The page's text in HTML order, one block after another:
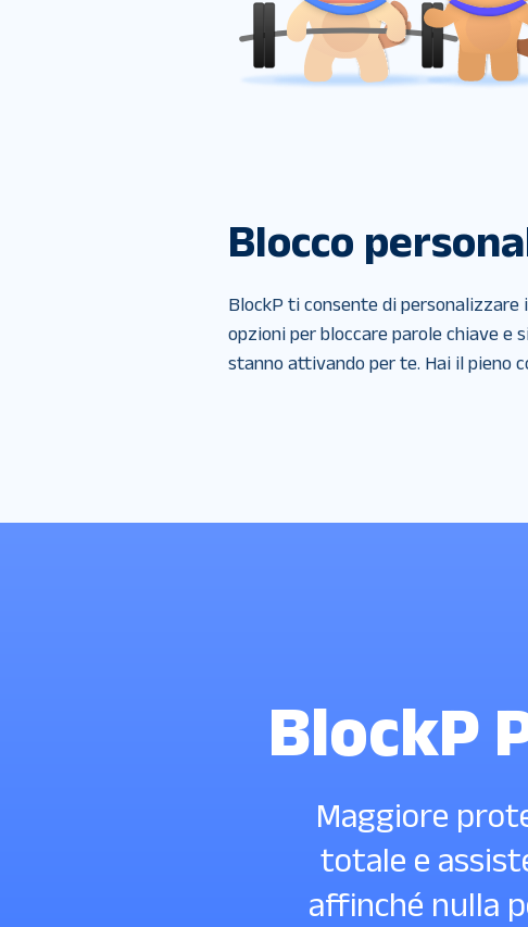
Blocco
BlockP ti consente di
opzioni per bloccare parole chiave e
stanno attivando per te. Hai il pieno
BlockP
Maggiore
totale e
affinché nulla